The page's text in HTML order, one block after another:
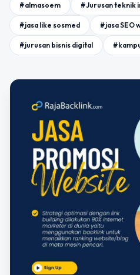
#almasoem #Jurusan teknik
#jasa like sosmed #jasa SEO
#jurusan bisnis digital